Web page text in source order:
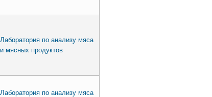
Лаборатория по анализу мяса
и мясных продуктов
Лаборатория по анализу мяса